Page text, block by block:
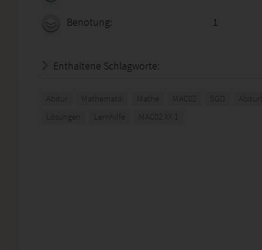
Benotung: 1
Enthaltene Schlagworte:
Abitur Mathematik Mathe MAC02 SGD
Lösungen
Lernhilfe MAC02 XX 1